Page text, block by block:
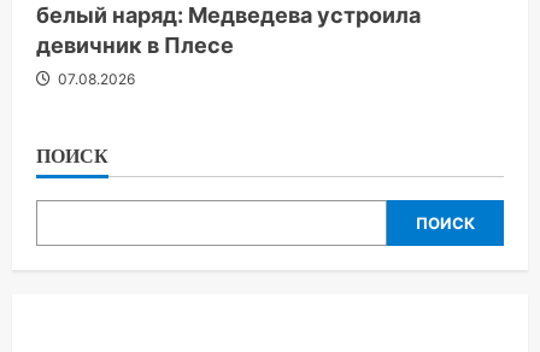
белый наряд: Медведева устроила
девичник в Плесе
07.08.2026
ПОИСК
ПОИСК